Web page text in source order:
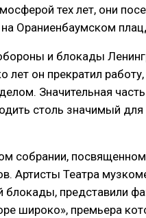
тех лет, они
Ораниенбаумском
и блокады
лет он прекратил
Значительная
столь значимый
собрании,
Артисты Театра
блокады, представили
широко», премьера